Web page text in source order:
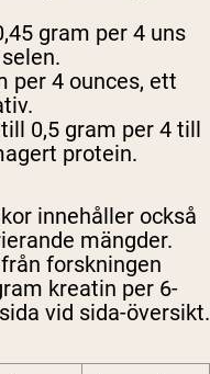
gram per 4 uns
per 4 ounces, ett
0,5 gram per 4 till
protein.
innehåller också
mängder.
forskningen
kreatin per 6-
vid sida-översikt.